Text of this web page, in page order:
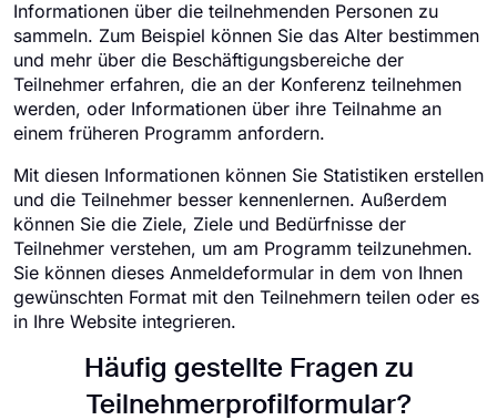
Informationen über die teilnehmenden Personen zu
sammeln. Zum Beispiel können Sie das Alter bestimmen
und mehr über die Beschäftigungsbereiche der
Teilnehmer erfahren, die an der Konferenz teilnehmen
werden, oder Informationen über ihre Teilnahme an
einem früheren Programm anfordern.
Mit diesen Informationen können Sie Statistiken erstellen
und die Teilnehmer besser kennenlernen. Außerdem
können Sie die Ziele, Ziele und Bedürfnisse der
Teilnehmer verstehen, um am Programm teilzunehmen.
Sie können dieses Anmeldeformular in dem von Ihnen
gewünschten Format mit den Teilnehmern teilen oder es
in Ihre Website integrieren.
Häufig gestellte Fragen zu
Teilnehmerprofilformular?